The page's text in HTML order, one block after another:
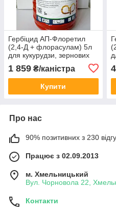
Гербіцид АП-Флоретил
(2,4-Д + флорасулам) 5л
для кукурудзи, зернових
від підмаренника, хвоща,
пасльону, осоту, падалиці
1 859 ₴/каністра
Купити
Про нас
90% позитивних з 230
Працює з 02.09.2013
м. Хмельницький
Вул. Чорновола 22,
Контакти